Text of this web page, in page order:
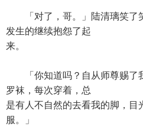
「对了，哥。」陆清璃笑了
发生的继续抱怨了起
来。
「你知道吗？自从师尊赐了
罗袜，每次穿着，总
是有人不自然的去看我的脚，目
服。」